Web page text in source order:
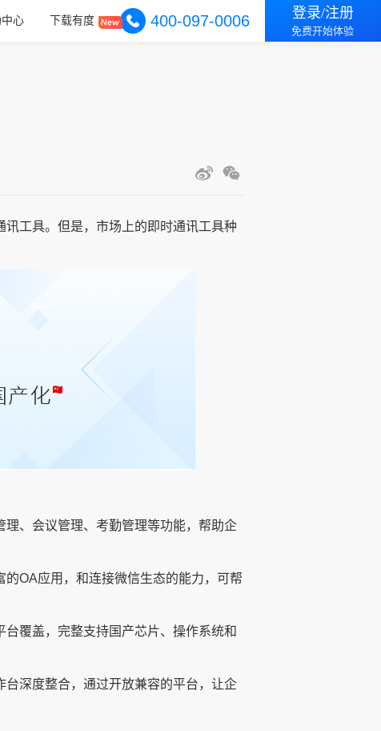
心 下载有度 400-097-0006 登录/注册
免费开始体验
工具。但是，市场上的即时通讯工具种
、会议管理、考勤管理等功能，帮助企
OA应用，和连接微信生态的能力，可帮
覆盖，完整支持国产芯片、操作系统和
台深度整合，通过开放兼容的平台，让企